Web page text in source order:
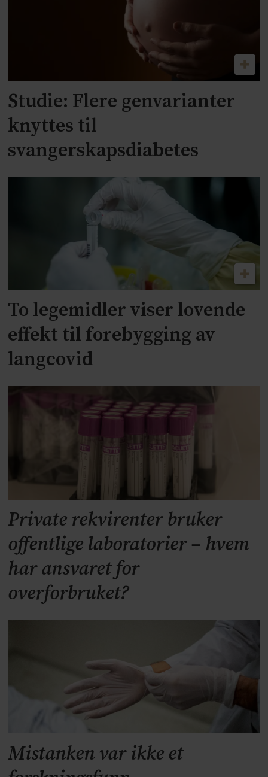
Studie: Flere genvarianter
knyttes til
svangerskapsdiabetes
To legemidler viser lovende
effekt til forebygging av
langcovid
Private rekvirenter bruker
offentlige laboratorier – hvem
har ansvaret for
overforbruket?
Mistanken var ikke et